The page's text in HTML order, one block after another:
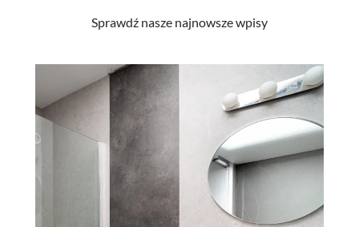
Sprawdź nasze najnowsze wpisy